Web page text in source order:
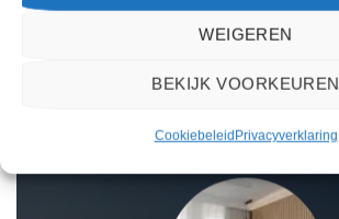
WEIGEREN
BEKIJK VOORKEUREN
CookiebeleidPrivacyverklaring